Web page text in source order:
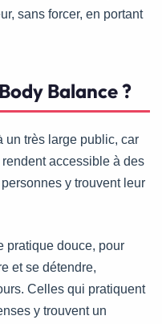
sans forcer, en portant
Balance ?
un très large public, car
accessible à des
y trouvent leur
pratique douce, pour
et se détendre,
Celles qui pratiquent
y trouvent un